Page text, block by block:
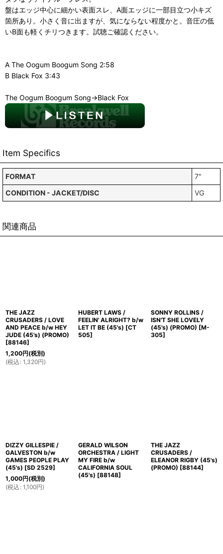
盤はエッジ中心に細かい表面スレ、A面エッジに一部目立つ小キズ
箇所あり。小さく音に出ますが、気にならない程度かと。音圧の低
いB面も軽くチリつきます。試聴ご確認ください。
A The Oogum Boogum Song 2:58
B Black Fox 3:43
The Oogum Boogum Song→Black Fox
Item Specifics
FORMAT
7"
CONDITION - JACKET/DISC
VG
関連商品
THE JAZZ
CRUSADERS / LOVE
AND PEACE b/w HEY
JUDE (45's) (PROMO)
[88146]
1,200円(税別)
(税込 : 1,320円)
HUBERT LAWS /
FEELIN' ALRIGHT? b/w
LET IT BE (45's) [CT
505]
SONNY ROLLINS /
ISN'T SHE LOVELY
(45's) (PROMO) [M-
305]
DIZZY GILLESPIE /
GALVESTON b/w
GAMES PEOPLE PLAY
(45's) [SD 2529]
1,000円(税別)
(税込 : 1,100円)
GERALD WILSON
ORCHESTRA / LIGHT
MY FIRE b/w
CALIFORNIA SOUL
(45's) [88148]
THE JAZZ
CRUSADERS /
ELEANOR RIGBY (45's)
(PROMO) [88144]